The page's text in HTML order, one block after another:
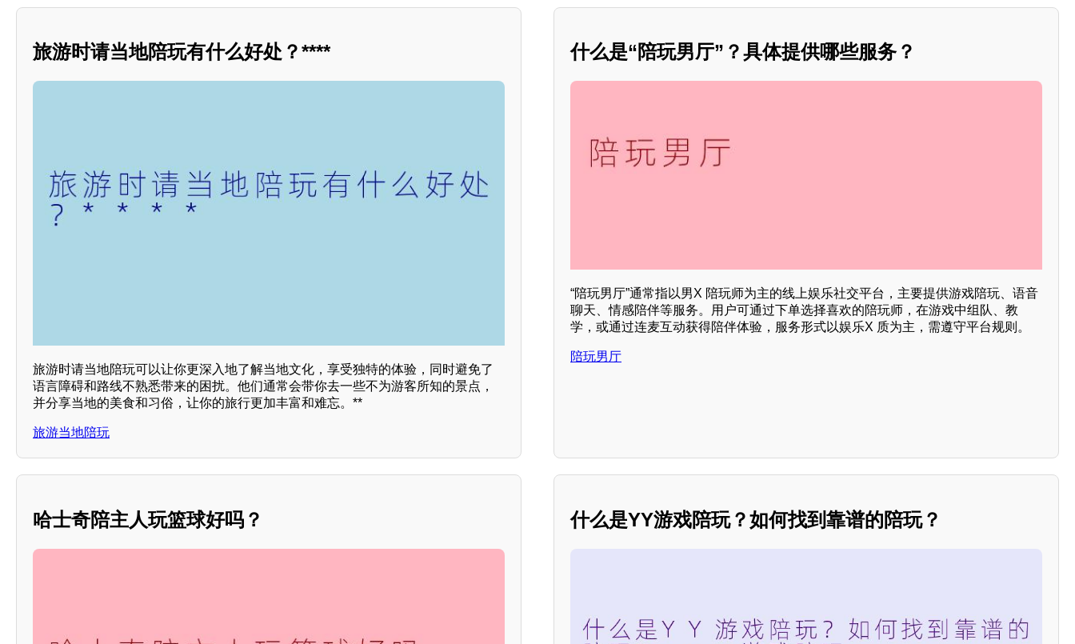
旅游时请当地陪玩有什么好处？****
旅游时请当地陪玩可以让你更深入地了解当地文化，享受独特的体验，同时避免了
语言障碍和路线不熟悉带来的困扰。他们通常会带你去一些不为游客所知的景点，
并分享当地的美食和习俗，让你的旅行更加丰富和难忘。**
旅游当地陪玩
什么是“陪玩男厅”？具体提供哪些服务？
“陪玩男厅”通常指以男X 陪玩师为主的线上娱乐社交平台，主要提供游戏陪玩、语音
聊天、情感陪伴等服务。用户可通过下单选择喜欢的陪玩师，在游戏中组队、教
学，或通过连麦互动获得陪伴体验，服务形式以娱乐X 质为主，需遵守平台规则。
陪玩男厅
哈士奇陪主人玩篮球好吗？ 什么是YY游戏陪玩？如何找到靠谱的陪玩？